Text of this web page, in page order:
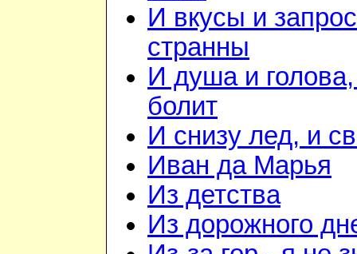
И вкусы и
странны
И душа и
болит
И снизу лед, и
Иван да Марья
Из детства
Из дорожного